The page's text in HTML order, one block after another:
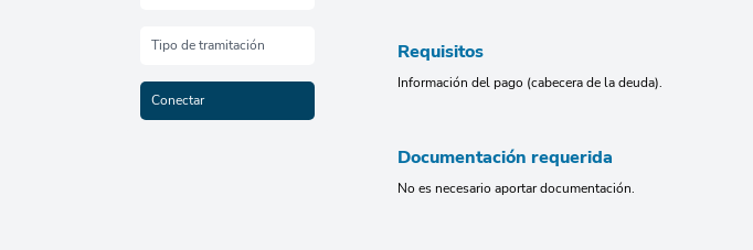
Tipo de tramitación
Conectar
Requisitos
Información del pago (cabecera de la deuda).
Documentación requerida
No es necesario aportar documentación.